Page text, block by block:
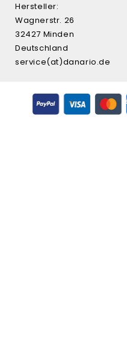
Hersteller:
Wagnerstr. 26
32427 Minden
Deutschland
service(at)danario.de
Zahlungsmethoden